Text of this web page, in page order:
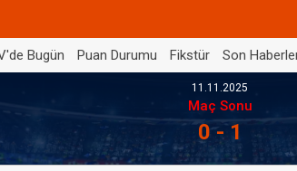
Bugün Puan Durumu Fikstür Son
11.11.2025
Maç Sonu
0 - 1